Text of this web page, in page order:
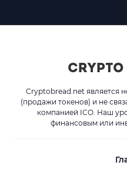
Cryptobread.net является
(продажи токенов) и не
компанией ICO. Наш
финансовым или